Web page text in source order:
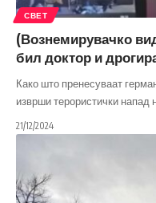
СВЕТ
(Вознемирувачко
бил доктор и
Како што пренесуваат
изврши терористички напад
21/12/2024